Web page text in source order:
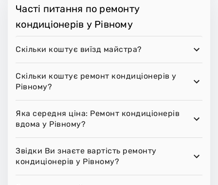
Часті питання по ремонту
кондиціонерів у Рівному
Скільки коштує виїзд майстра?
Скільки коштує ремонт кондиціонерів у
Рівному?
Яка середня ціна: Ремонт кондиціонерів
вдома у Рівному?
Звідки Ви знаєте вартість ремонту
кондиціонерів у Рівному?